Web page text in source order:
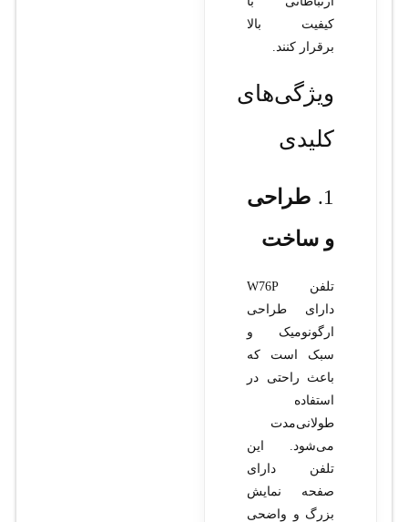
کیفیت بالا
برقرار کنند.
ویژگی‌های
کلیدی
1.
طراحی
و ساخت
تلفن W76P
دارای طراحی
ارگونومیک و
سبک است که
باعث راحتی در
استفاده
طولانی‌مدت
می‌شود. این
تلفن دارای
صفحه نمایش
بزرگ و واضحی